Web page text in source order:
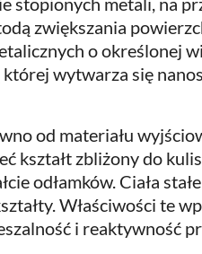
zwiększania
o określonej
której wytwarza się
od materiału
kształt zbliżony do
odłamków. Ciała
Właściwości te
i reaktywność